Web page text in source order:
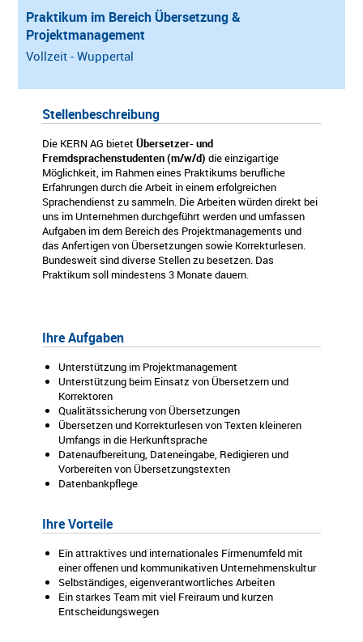
Praktikum im Bereich Übersetzung &
Projektmanagement
Vollzeit - Wuppertal
Stellenbeschreibung
Die KERN AG bietetÜbersetzer- und
Fremdsprachenstudenten (m/w/d) die einzigartige
Möglichkeit, im Rahmen eines Praktikums berufliche
Erfahrungen durch die Arbeit in einem erfolgreichen
Sprachendienst zu sammeln. Die Arbeiten würden direkt bei
uns im Unternehmen durchgeführt werden und umfassen
Aufgaben im dem Bereich des Projektmanagements und
das Anfertigen von Übersetzungen sowie Korrekturlesen.
Bundesweit sind diverse Stellen zu besetzen. Das
Praktikum soll mindestens 3 Monate dauern.
Ihre Aufgaben
Unterstützung im Projektmanagement
Unterstützung beim Einsatz von Übersetzern und
Korrektoren
Qualitätssicherung von Übersetzungen
Übersetzen und Korrekturlesen von Texten kleineren
Umfangs in die Herkunftsprache
Datenaufbereitung, Dateneingabe, Redigieren und
Vorbereiten von Übersetzungstexten
Datenbankpflege
Ihre Vorteile
Ein attraktives und internationales Firmenumfeld mit
einer offenen und kommunikativen Unternehmenskultur
Selbständiges, eigenverantwortliches Arbeiten
Ein starkes Team mit viel Freiraum und kurzen
Entscheidungswegen